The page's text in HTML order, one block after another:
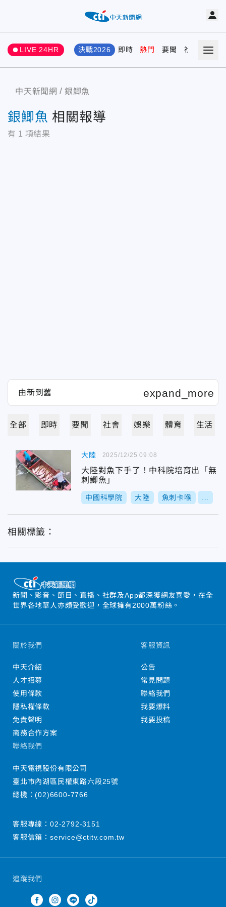
LIVE 24HR 決戰2026 即時 熱門 要聞 社會 娛樂
中天新聞網 銀鯽魚
銀鯽魚 相關報導
有 1 項結果
全部 即時 要聞 社會 娛樂 體育 生活
大陸
大陸對魚下手了！中科院培育出「無
刺鯽魚」
中國科學院 大陸 魚刺卡喉
2025/12/25 09:08
相關標籤：
新聞、影音、節目、直播、社群及App都深獲網友喜愛，在全
世界各地華人亦頗受歡迎，全球擁有2000萬粉絲。
追蹤我們
關於我們
中天介紹
人才招募
使用條款
隱私權條款
免責聲明
商務合作方案
客服資訊
公告
常見問題
聯絡我們
我要爆料
我要投稿
聯絡我們
中天電視股份有限公司
臺北市內湖區民權東路六段25號
總機：(02)6600-7766
客服專線： 02-2792-3151
客服信箱： service@ctitv.com.tw